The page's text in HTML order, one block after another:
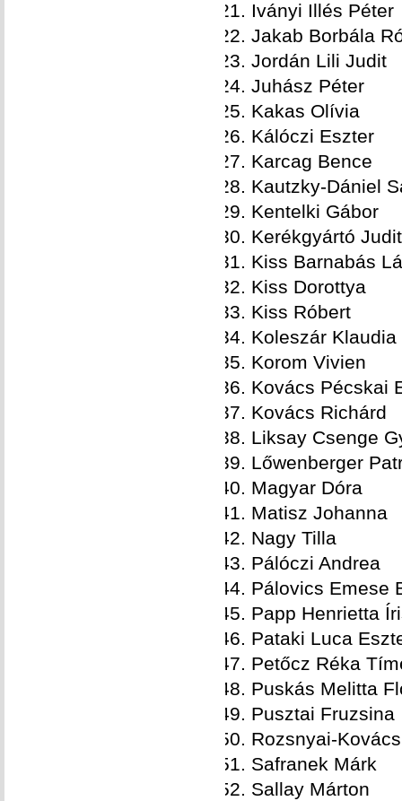
Iványi Illés Péter
Jakab Borbála
Jordán Lili Judit
Juhász Péter
Kakas Olívia
Kálóczi Eszter
Karcag Bence
Kautzky-Dániel
Kentelki Gábor
Kerékgyártó Judit
Kiss Barnabás
Kiss Dorottya
Kiss Róbert
Koleszár Klaudia
Korom Vivien
Kovács Pécskai
Kovács Richárd
Liksay Csenge
Lőwenberger
Magyar Dóra
Matisz Johanna
Nagy Tilla
Pálóczi Andrea
Pálovics Emese
Papp Henrietta
Pataki Luca
Petőcz Réka
Puskás Melitta
Pusztai Fruzsina
Rozsnyai-
Safranek Márk
Sallay Márton